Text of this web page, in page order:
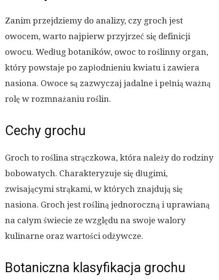
Zanim przejdziemy do analizy, czy groch jest
owocem, warto najpierw przyjrzeć się definicji
owocu. Według botaników, owoc to roślinny organ,
który powstaje po zapłodnieniu kwiatu i zawiera
nasiona. Owoce są zazwyczaj jadalne i pełnią ważną
rolę w rozmnażaniu roślin.
Cechy grochu
Groch to roślina strączkowa, która należy do rodziny
bobowatych. Charakteryzuje się długimi,
zwisającymi strąkami, w których znajdują się
nasiona. Groch jest rośliną jednoroczną i uprawianą
na całym świecie ze względu na swoje walory
kulinarne oraz wartości odżywcze.
Botaniczna klasyfikacja grochu